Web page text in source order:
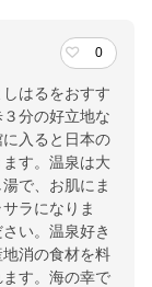
0
はるをおすす
分の好立地な
入ると日本の
す。温泉は大
で、お肌にま
ラになりま
い。温泉好き
消の食材を料
す。海の幸で